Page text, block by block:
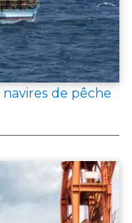
de pêche